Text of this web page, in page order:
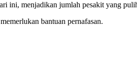
ini, menjadikan jumlah pesakit yang
bantuan pernafasan.